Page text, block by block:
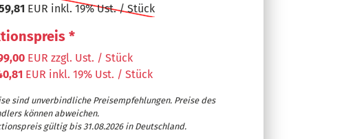
EUR inkl. 19% Ust. / Stück
*
EUR zzgl. Ust. / Stück
EUR inkl. 19% Ust. / Stück
sind unverbindliche Preisempfehlungen. Preise des
können abweichen.
gültig bis 31.08.2026 in Deutschland.